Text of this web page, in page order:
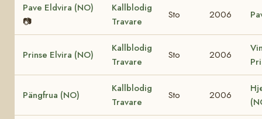
Pave Eldvira (NO)
📷
Kallblodig
Travare
Sto 2006
Prinse Elvira (NO)
Kallblodig
Travare
Sto 2006
Pängfrua (NO)
Kallblodig
Travare
Sto 2006